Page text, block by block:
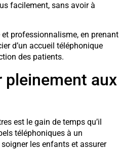
facilement, sans avoir à
professionnalisme, en prenant
d’un accueil téléphonique
des patients.
pleinement aux
est le gain de temps qu’il
téléphoniques à un
les enfants et assurer